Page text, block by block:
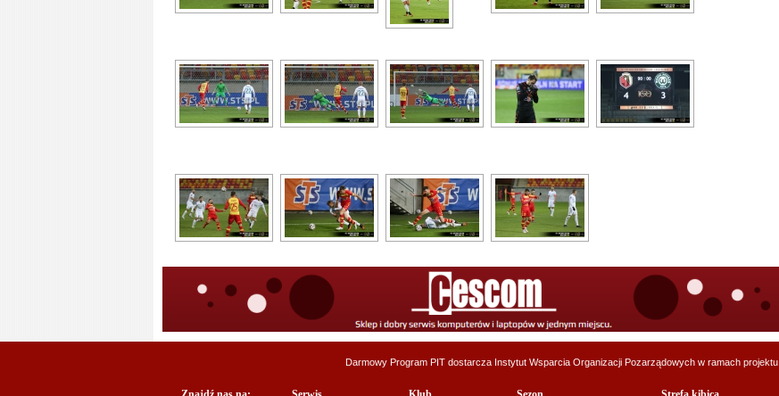
Darmowy Program PIT dostarcza Instytut Wsparcia Organizacji Pozarządowych w ramach projektu